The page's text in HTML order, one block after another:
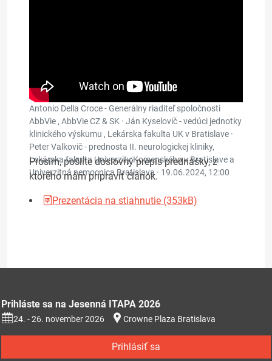
Antonio Della Croce - Generálny riaditeľ spoločnosti
AbbVie , AbbVie CZ & SK · Ján Kyselovič - vedúci jednotky
klinického výskumu , Lekárska fakulta UK v Bratislave ·
Peter Valkovič - prednosta II. neurologickej kliniky,
Lekárska fakulta Univerzity Komenského v Bratislave a
Univerzitná nemocnica Bratislava · 19.06.2024, 12:00
Prosím, pošlite doslovný prepis prednášky, z
ktorého mám pripraviť článok.
Prezentácia na stiahnutie (353kB)
Prihláste sa na Jesenná ITAPA 2026
24. - 26. november 2026 Crowne Plaza Bratislava
Prihlásiť sa